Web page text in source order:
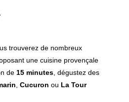
trouverez de nombreux
une cuisine provençale
de 15 minutes, dégustez des
, Cucuron ou La Tour